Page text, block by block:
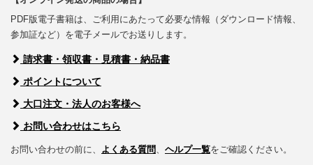
PDF版電子書籍は、ご利用にあたって必要な情報（ダウンロード情報、
参加証など）を電子メールでお送りします。
請求書・領収書・見積書・納品書
ポイントについて
大口注文・法人のお客様へ
お問い合わせはこちら
お問い合わせの前に、 よくある質問 ヘルプ一覧をご確認ください。